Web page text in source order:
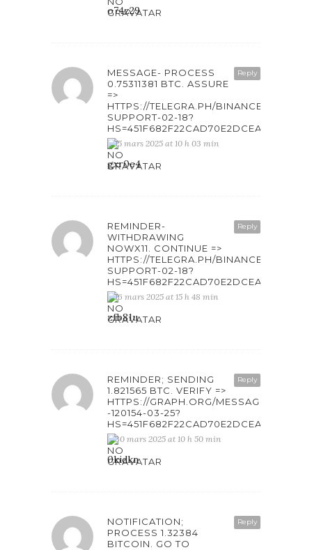
o74z29
Reply
MESSAGE- PROCESS
0.75311381 BTC. ASSURE
=>
HTTPS://TELEGRA.PH/BINANCE-
SUPPORT-02-18?
15 mars 2025 at 10 h 03 min
gxr0e4
Reply
REMINDER-
WITHDRAWING
NOWX11. CONTINUE =>
HTTPS://TELEGRA.PH/BINANCE-
SUPPORT-02-18?
16 mars 2025 at 15 h 48 min
zfb81u
Reply
REMINDER; SENDING
1.821565 BTC. VERIFY =>
HTTPS://GRAPH.ORG/MESSAGE-
-120154-03-25?
30 mars 2025 at 10 h 50 min
0kidkn
Reply
NOTIFICATION;
PROCESS 1.32384
BITCOIN. GO TO